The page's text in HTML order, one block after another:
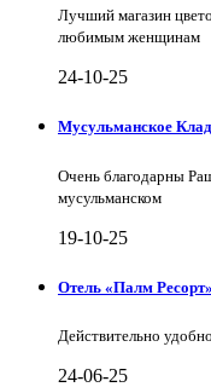
Лучший магазин
любимым женщинам
24-10-25
Мусульманское
Очень благодарны
мусульманском
19-10-25
Отель «Палм Ресорт»
Действительно
24-06-25